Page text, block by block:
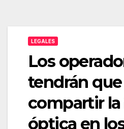
LEGALES
Los
tendrán que
compartir
óptica en